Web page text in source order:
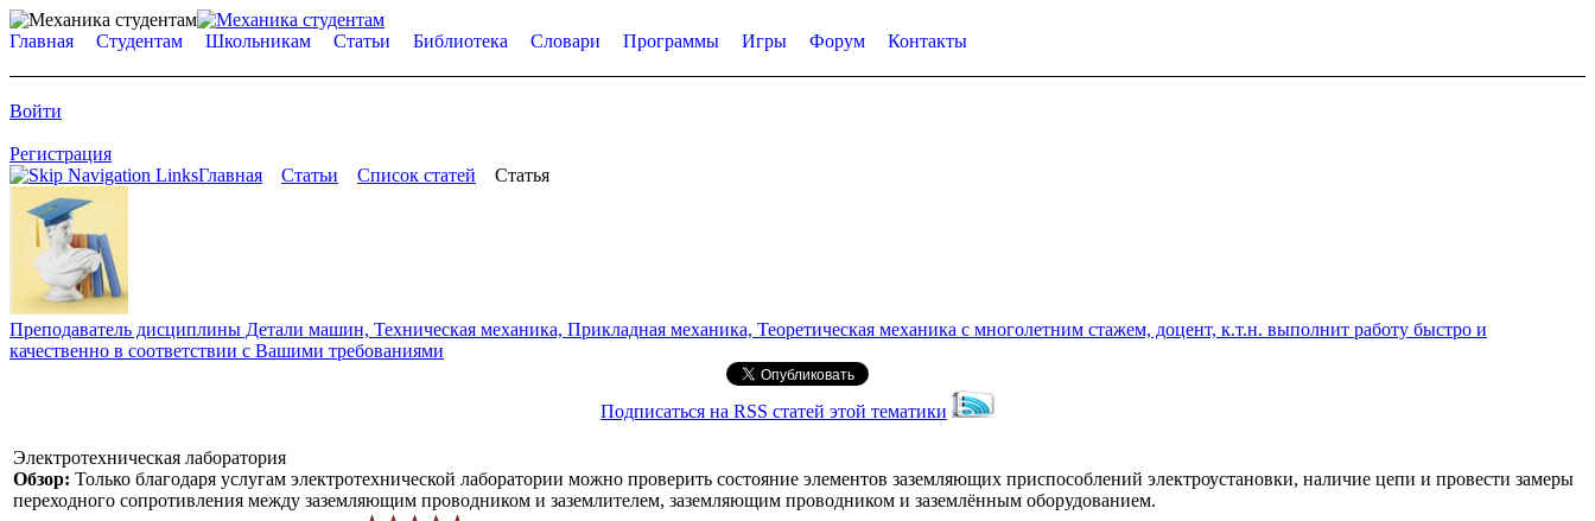
Главная Студентам Школьникам Статьи Библиотека Словари Программы Игры Форум Контакты
Войти
Регистрация
Главная
Статьи Список статей Статья
Преподаватель дисциплины Детали машин, Техническая механика, Прикладная механика, Теоретическая механика с многолетним стажем, доцент, к.т.н. выполнит работу быстро и
качественно в соответствии с Вашими требованиями
Подписаться на RSS статей этой тематики
Электротехническая лаборатория
Обзор: Только благодаря услугам электротехнической лаборатории можно проверить состояние элементов заземляющих приспособлений электроустановки, наличие цепи и провести замеры
переходного сопротивления между заземляющим проводником и заземлителем, заземляющим проводником и заземлённым оборудованием.